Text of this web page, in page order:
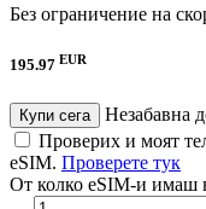
Без ограничение на
195.97 EUR
Купи сега
Незабавна
Проверих и моят
eSIM. Проверете тук
От колко eSIM-и имаш